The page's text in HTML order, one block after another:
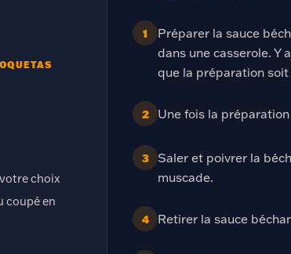
choix
coupé en
1
Préparer la sauce
dans une casserole. Y
que la préparation soit
2 Une fois la
3
Saler et poivrer la
muscade.
4 Retirer la sauce